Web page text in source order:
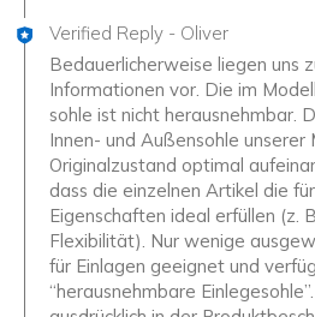
Verified Reply - Oliver
Bedauerlicherweise liegen uns
Informationen vor. Die im
sohle ist nicht herausnehmbar.
Innen- und Außensohle unserer
Originalzustand optimal
dass die einzelnen Artikel die
Eigenschaften ideal erfüllen (z.
Flexibilität). Nur wenige
für Einlagen geeignet und
“herausnehmbare